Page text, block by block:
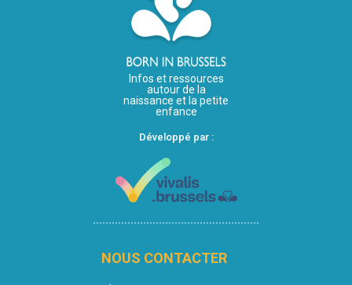
Infos et ressources
autour de la
naissance et la petite
enfance
Développé par :
NOUS CONTACTER